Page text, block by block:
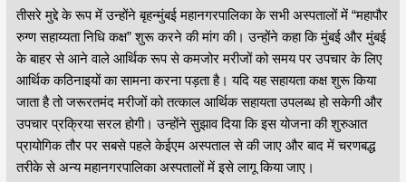
तीसरे मुद्दे के रूप में उन्होंने बृहन्मुंबई महानगरपालिका के सभी अस्पतालों में “महापौर
रुग्ण सहाय्यता निधि कक्ष” शुरू करने की मांग की। उन्होंने कहा कि मुंबई और मुंबई
के बाहर से आने वाले आर्थिक रूप से कमजोर मरीजों को समय पर उपचार के लिए
आर्थिक कठिनाइयों का सामना करना पड़ता है। यदि यह सहायता कक्ष शुरू किया
जाता है तो जरूरतमंद मरीजों को तत्काल आर्थिक सहायता उपलब्ध हो सकेगी और
उपचार प्रक्रिया सरल होगी। उन्होंने सुझाव दिया कि इस योजना की शुरुआत
प्रायोगिक तौर पर सबसे पहले केईएम अस्पताल से की जाए और बाद में चरणबद्ध
तरीके से अन्य महानगरपालिका अस्पतालों में इसे लागू किया जाए।